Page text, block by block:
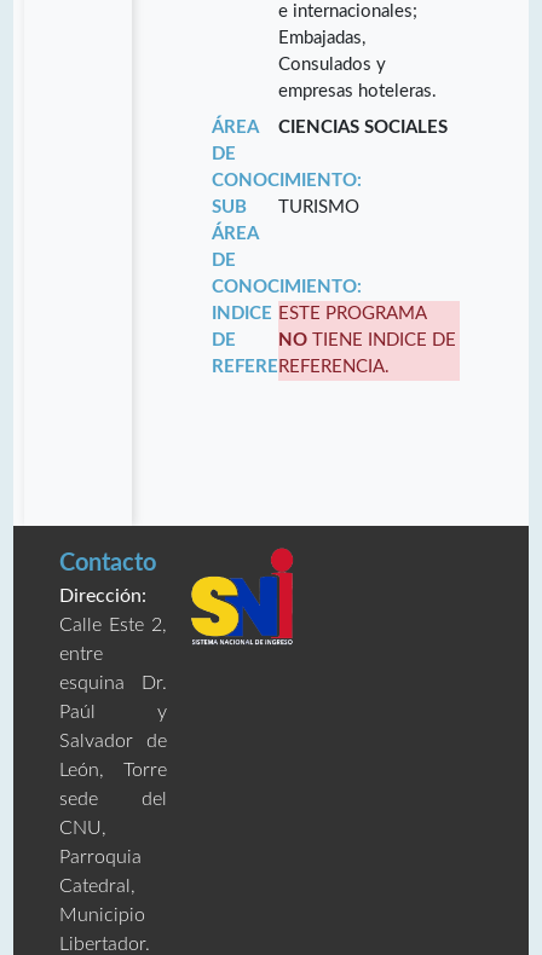
e internacionales;
Embajadas,
Consulados y
empresas hoteleras.
ÁREA
DE
CONOCIMIENTO:
CIENCIAS SOCIALES
SUB
ÁREA
DE
CONOCIMIENTO:
TURISMO
INDICE
DE
REFERENCIA:
ESTE PROGRAMA
NO TIENE INDICE DE
REFERENCIA.
Contacto
Dirección:
Calle Este 2,
entre
esquina Dr.
Paúl y
Salvador de
León, Torre
sede del
CNU,
Parroquia
Catedral,
Municipio
Libertador.